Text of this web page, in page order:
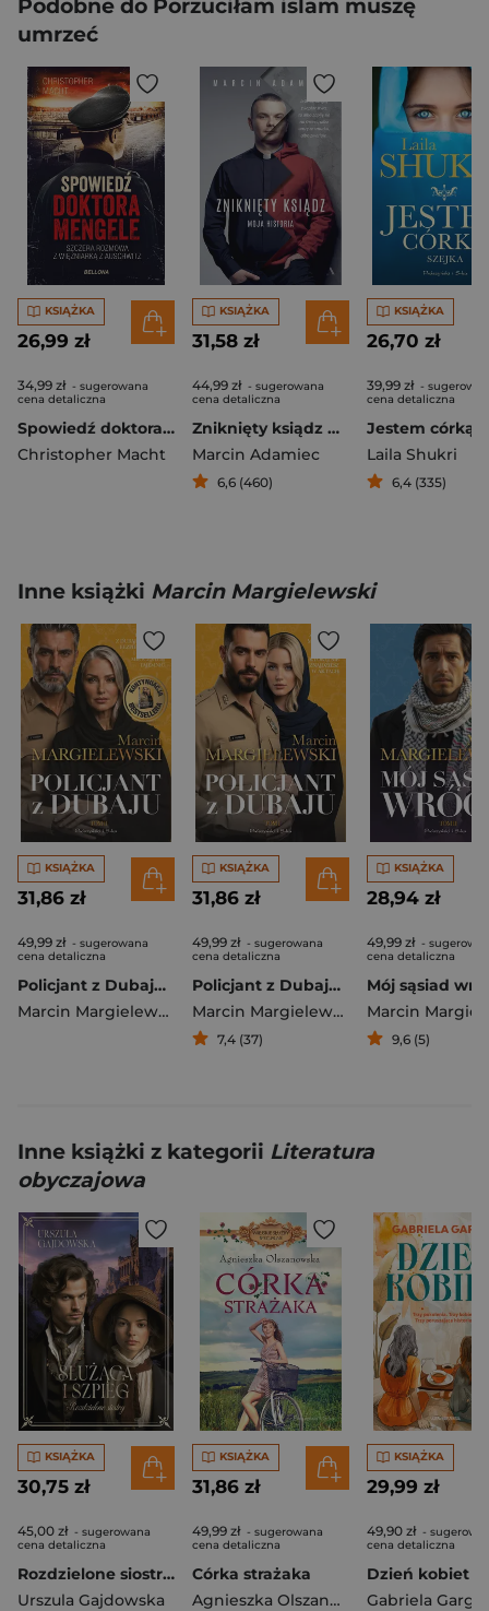
Podobne do Porzuciłam islam muszę
umrzeć
KSIĄŻKA
26,99 zł
34,99 zł - sugerowana
cena detaliczna
Spowiedź doktora Mengele
Christopher Macht
KSIĄŻKA
31,58 zł
44,99 zł - sugerowana
cena detaliczna
Zniknięty ksiądz Moja historia
Marcin Adamiec
6,6 (460)
KSIĄŻKA
26,70 zł
39,99 zł -
cena detaliczna
Laila Shukri
6,4 (335)
Inne książki Marcin Margielewski
KSIĄŻKA
31,86 zł
49,99 zł - sugerowana
cena detaliczna
Policjant z Dubaju. Tom 2
Marcin Margielewski
KSIĄŻKA
31,86 zł
49,99 zł - sugerowana
cena detaliczna
Policjant z Dubaju. Tom 1
Marcin Margielewski
7,4 (37)
KSIĄŻKA
28,94 zł
49,99 zł -
cena detaliczna
9,6 (5)
Inne książki z kategorii Literatura
obyczajowa
KSIĄŻKA
30,75 zł
45,00 zł - sugerowana
cena detaliczna
Rozdzielone siostry Tom 1 Służąca i szpieg
Urszula Gajdowska
KSIĄŻKA
31,86 zł
49,99 zł - sugerowana
cena detaliczna
Córka strażaka
Agnieszka Olszanowska
KSIĄŻKA
29,99 zł
49,90 zł -
cena detaliczna
Dzień kobiet
Gabriela